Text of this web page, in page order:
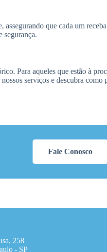
que cada um
segurança.
Para aqueles que estão à
serviços e descubra como
Fale Conosco
258
- SP